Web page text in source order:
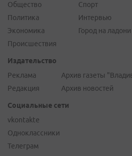
Общество
Политика
Экономика
Происшествия
Спорт
Интервью
Город на ладони
Издательство
Реклама
Редакция
Архив газеты
Архив новостей
Социальные сети
vkontakte
Одноклассники
Телеграм